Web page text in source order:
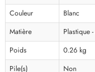
Couleur
Blanc
Matière
Plastique
Poids
0.26 kg
Pile(s)
Non